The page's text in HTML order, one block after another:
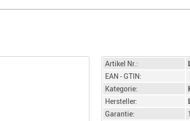
Artikel Nr.:
EAN - GTIN:
Kategorie:
Hersteller:
Garantie: